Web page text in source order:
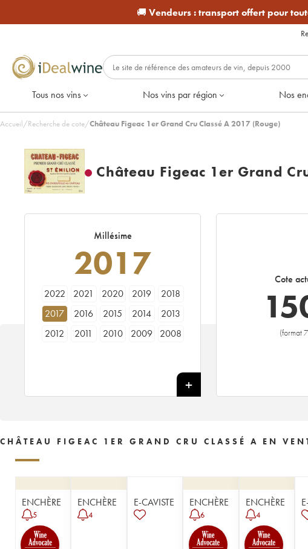
🚚 Vendeurs :transport offert pour
Tous nos vins Nos vins par région Nos
Accueil/Recherche de cote/Château Figeac 1er Grand Cru Classé A 2017 (Rouge)
Château Figeac 1er Grand
Millésime
2017
2022 2021 2020 2019
2018
2017
2016 2015 2014
2013
2012
2011 2010 2009
2008
1998
1997
1996 1995 1994
1993
1971
1970 1969
1964 1961
1959
Cote
(format
CHÂTEAU FIGEAC 1ER GRAND CRU CLASSÉ A EN
ENCHÈRE
5
ENCHÈRE
4
E-CAVISTE ENCHÈRE
6
ENCHÈRE
4